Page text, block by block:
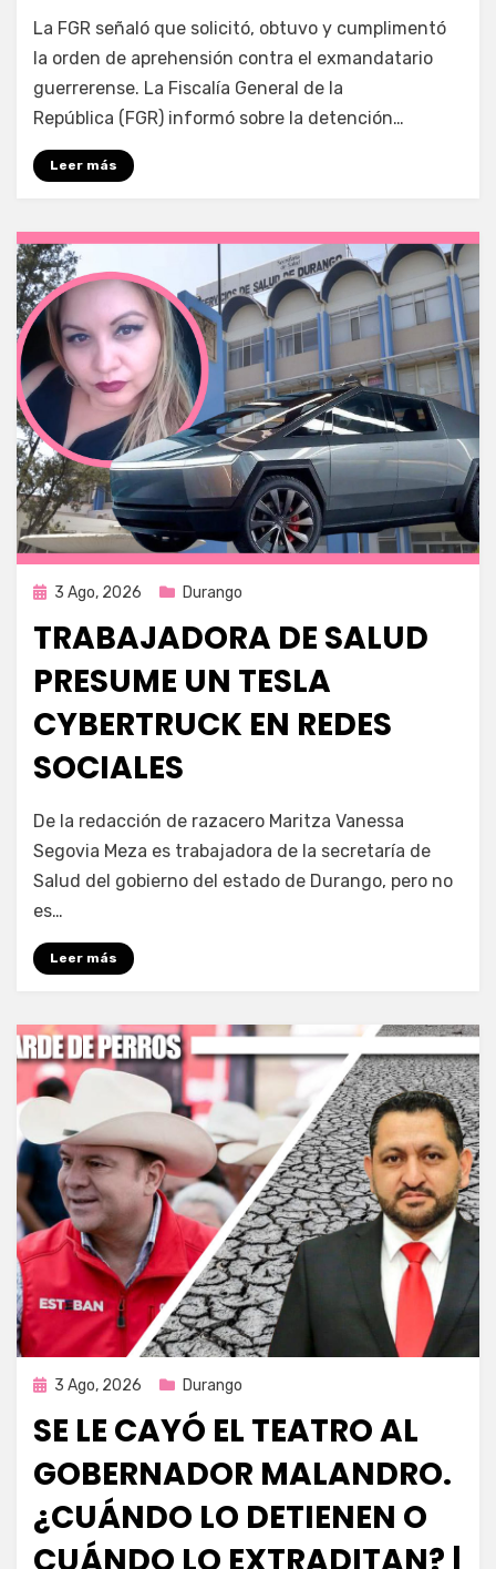
porFernando Miranda Servín
La FGR señaló que solicitó, obtuvo y cumplimentó
la orden de aprehensión contra el exmandatario
guerrerense. La Fiscalía General de la
República (FGR) informó sobre la detención…
Leer más
Publicada
3 Ago, 2026 Durango
TRABAJADORA DE SALUD
PRESUME UN TESLA
CYBERTRUCK EN REDES
SOCIALES
por Fernando Miranda Servín
De la redacción de razacero Maritza Vanessa
Segovia Meza es trabajadora de la secretaría de
Salud del gobierno del estado de Durango, pero no
es…
Leer más
Publicada
3 Ago, 2026 Durango
SE LE CAYÓ EL TEATRO AL
GOBERNADOR MALANDRO.
¿CUÁNDO LO DETIENEN O